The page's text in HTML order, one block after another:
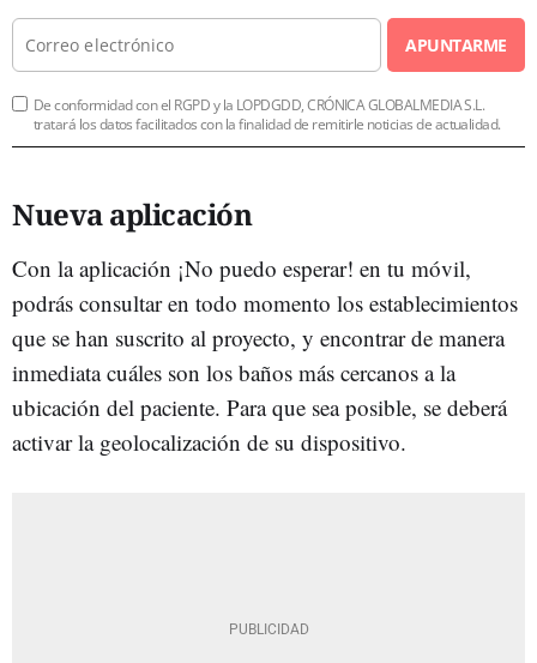
APUNTARME
De conformidad con el RGPD y la LOPDGDD, CRÓNICA GLOBALMEDIA S.L.
tratará los datos facilitados con la finalidad de remitirle noticias de actualidad.
Nueva aplicación
Con la aplicación ¡No puedo esperar! en tu móvil,
podrás consultar en todo momento los establecimientos
que se han suscrito al proyecto, y encontrar de manera
inmediata cuáles son los baños más cercanos a la
ubicación del paciente. Para que sea posible, se deberá
activar la geolocalización de su dispositivo.